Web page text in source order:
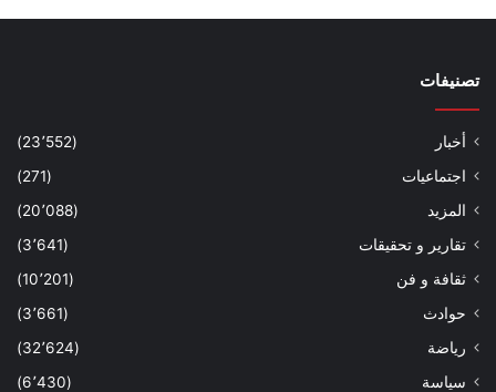
تصنيفات
أخبار
(23٬552)
اجتماعيات
(271)
المزيد
(20٬088)
تقارير و تحقيقات
(3٬641)
ثقافة و فن
(10٬201)
حوادث
(3٬661)
رياضة
(32٬624)
سياسة
(6٬430)